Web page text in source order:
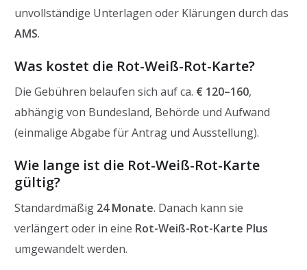
unvollständige Unterlagen oder Klärungen durch das
AMS.
Was kostet die Rot-Weiß-Rot-Karte?
Die Gebühren belaufen sich auf ca. € 120–160,
abhängig von Bundesland, Behörde und Aufwand
(einmalige Abgabe für Antrag und Ausstellung).
Wie lange ist die Rot-Weiß-Rot-Karte
gültig?
Standardmäßig 24 Monate. Danach kann sie
verlängert oder in eine Rot-Weiß-Rot-Karte Plus
umgewandelt werden.